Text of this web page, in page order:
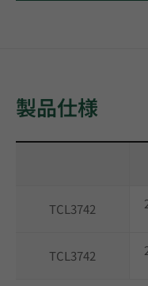
製品仕様
TCL3742
TCL3742